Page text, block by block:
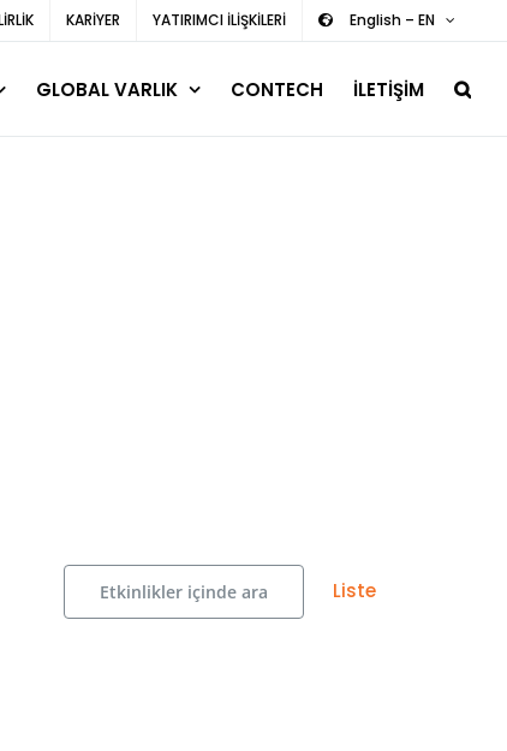
KARİYER YATIRIMCI İLİŞKİLERİ English – EN
GLOBAL VARLIK CONTECH İLETİŞİM
Etkinlikler içinde ara
görünümlerde
Liste